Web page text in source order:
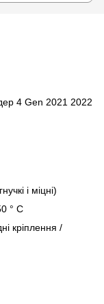
4 Gen 2021 2022
і міцні)
° C
кріплення /